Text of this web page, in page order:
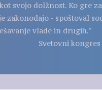
svojo dolžnost. Ko gre za
zakonodajo - spoštoval
vlade in drugih."
Svetovni kongres